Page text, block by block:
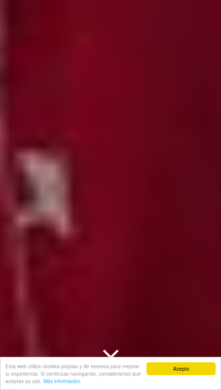
Acepto
Esta web utiliza cookies propias y de terceros para mejorar
tu experiencia. Si continúas navegando, consideramos que
aceptas su uso. Más información